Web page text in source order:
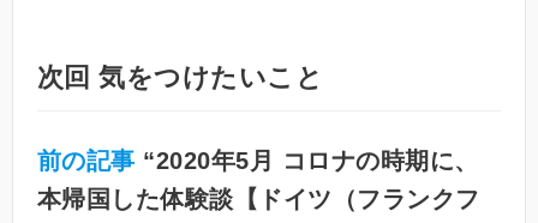
次回 気をつけたいこと
前の記事 “2020年5月 コロナの時期に、
本帰国した体験談【ドイツ（フランクフ